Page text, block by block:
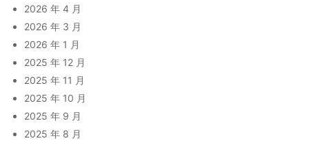
2026 年 4 月
2026 年 3 月
2026 年 1 月
2025 年 12 月
2025 年 11 月
2025 年 10 月
2025 年 9 月
2025 年 8 月